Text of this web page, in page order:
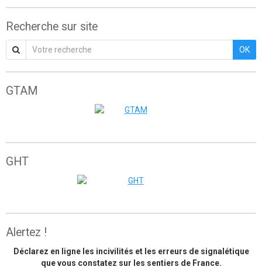
Recherche sur site
OK
GTAM
GHT
Alertez !
Déclarez en ligne les incivilités et les erreurs de signalétique
que vous constatez sur les sentiers de France.